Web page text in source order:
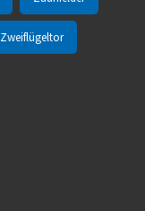
Zweiflügeltor